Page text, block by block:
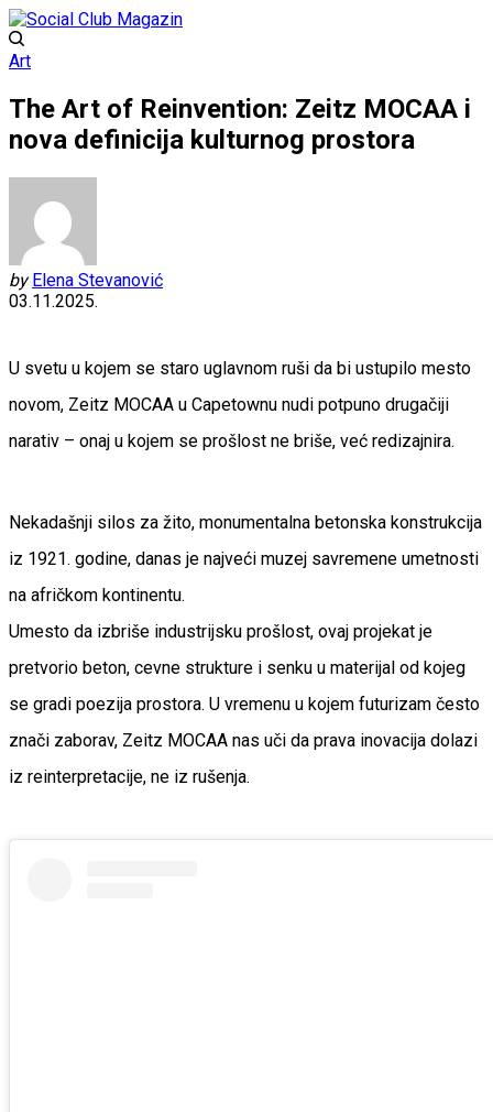
Art
The Art of Reinvention: Zeitz MOCAA i
nova definicija kulturnog prostora
by Elena Stevanović
03.11.2025.
U svetu u kojem se staro uglavnom ruši da bi ustupilo mesto
novom, Zeitz MOCAA u Capetownu nudi potpuno drugačiji
narativ – onaj u kojem se prošlost ne briše, već redizajnira.
Nekadašnji silos za žito, monumentalna betonska konstrukcija
iz 1921. godine, danas je najveći muzej savremene umetnosti
na afričkom kontinentu.
Umesto da izbriše industrijsku prošlost, ovaj projekat je
pretvorio beton, cevne strukture i senku u materijal od kojeg
se gradi poezija prostora. U vremenu u kojem futurizam često
znači zaborav, Zeitz MOCAA nas uči da prava inovacija dolazi
iz reinterpretacije, ne iz rušenja.